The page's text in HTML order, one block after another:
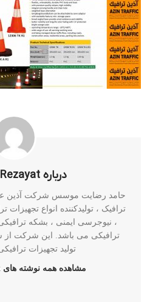
درباره Hamed Rezayat
حامد رضایت موسس شرکت آذین
ترافیک ، تولیدکننده انواع
، نیوجرسی ایمنی ، بشکه ترافیکی
تولید تجهیزات
مشاهده همه نوشته های Hamed Rezayat